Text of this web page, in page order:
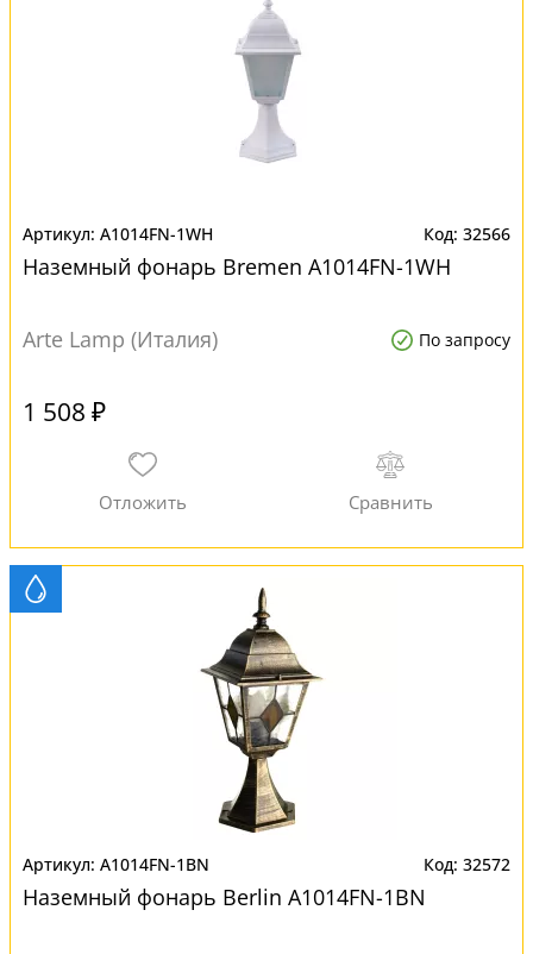
A1014FN-1WH 32566
Наземный фонарь Bremen A1014FN-1WH
Arte Lamp (Италия) По запросу
1 508 ₽
A1014FN-1BN 32572
Наземный фонарь Berlin A1014FN-1BN